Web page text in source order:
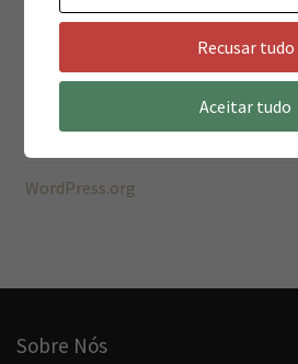
Feed de posts
Feed de comentários
WordPress.org
Sobre Nós
Recusar tudo
Aceitar tudo